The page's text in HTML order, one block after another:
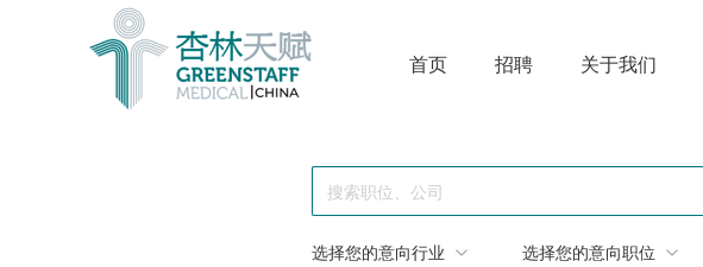
首页 招聘 关于我们
选择您的意向行业 选择您的意向职位